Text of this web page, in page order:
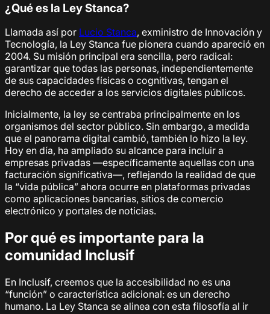
¿Qué es la Ley Stanca?
Llamada así por Lucio Stanca, exministro de Innovación y
Tecnología, la Ley Stanca fue pionera cuando apareció en
2004. Su misión principal era sencilla, pero radical:
garantizar que todas las personas, independientemente
de sus capacidades físicas o cognitivas, tengan el
derecho de acceder a los servicios digitales públicos.
Inicialmente, la ley se centraba principalmente en los
organismos del sector público. Sin embargo, a medida
que el panorama digital cambió, también lo hizo la ley.
Hoy en día, ha ampliado su alcance para incluir a
empresas privadas —específicamente aquellas con una
facturación significativa—, reflejando la realidad de que
la “vida pública” ahora ocurre en plataformas privadas
como aplicaciones bancarias, sitios de comercio
electrónico y portales de noticias.
Por qué es importante para la
comunidad Inclusif
En Inclusif, creemos que la accesibilidad no es una
“función” o característica adicional: es un derecho
humano. La Ley Stanca se alinea con esta filosofía al ir